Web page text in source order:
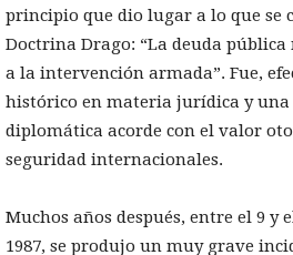
principio que dio lugar a lo que se
Doctrina Drago: “La deuda
a la intervención armada”. Fue,
histórico en materia jurídica y una
diplomática acorde con el valor
seguridad internacionales.
Muchos años después, entre el 9 y
1987, se produjo un muy grave